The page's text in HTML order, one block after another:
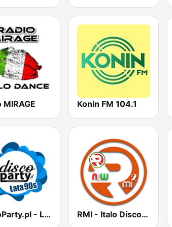
MIRAGE Konin FM 104.1
DiscoParty.pl - Lata 90s RMI - Italo Disco New Generation